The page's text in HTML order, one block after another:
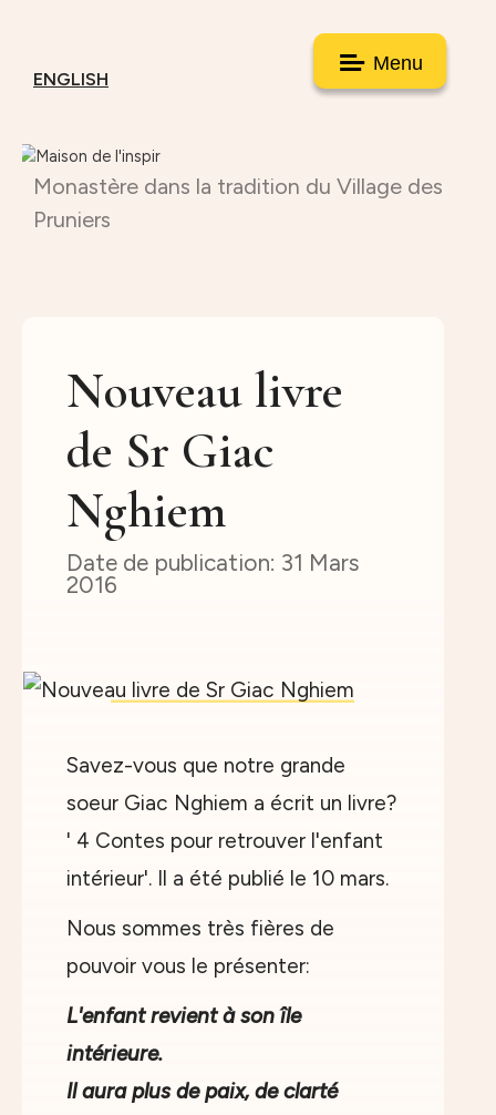
Menu
ENGLISH
Monastère dans la tradition du Village des
Pruniers
Nouveau livre
de Sr Giac
Nghiem
31 Mars
2016
Savez-vous que notre grande
soeur Giac Nghiem a écrit un livre?
' 4 Contes pour retrouver l'enfant
intérieur'. Il a été publié le 10 mars.
Nous sommes très fières de
pouvoir vous le présenter:
L'enfant revient à son île
intérieure.
Il aura plus de paix, de clarté